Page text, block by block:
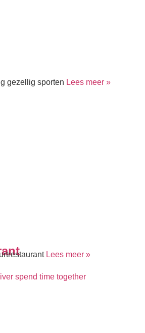
gezellig sporten Lees meer »
Lees meer »